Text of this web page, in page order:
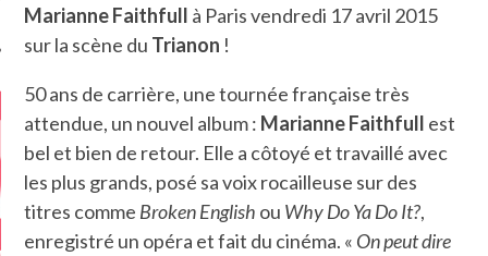
Marianne Faithfull à Paris vendredi 17 avril 2015
sur la scène du Trianon !
50 ans de carrière, une tournée française très
attendue, un nouvel album : Marianne Faithfull est
bel et bien de retour. Elle a côtoyé et travaillé avec
les plus grands, posé sa voix rocailleuse sur des
titres comme Broken English ou Why Do Ya Do It?,
enregistré un opéra et fait du cinéma. « On peut dire